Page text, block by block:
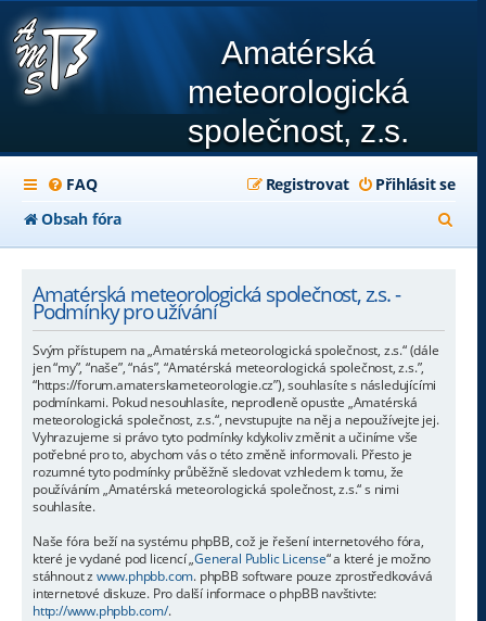
Amatérská
meteorologická
společnost, z.s.
FAQ Přihlásit se
Registrovat
Obsah fóra
l
Amatérská meteorologická společnost, z.s. -
Podmínky pro užívání
Svým přístupem na „Amatérská meteorologická společnost, z.s.“ (dále
jen “my”, “naše”, “nás”, “Amatérská meteorologická společnost, z.s.”,
“https://forum.amaterskameteorologie.cz”), souhlasíte s následujícími
podmínkami. Pokud nesouhlasíte, neprodleně opusťte „Amatérská
meteorologická společnost, z.s.“, nevstupujte na něj a nepoužívejte jej.
Vyhrazujeme si právo tyto podmínky kdykoliv změnit a učiníme vše
potřebné pro to, abychom vás o této změně informovali. Přesto je
rozumné tyto podmínky průběžně sledovat vzhledem k tomu, že
používáním „Amatérská meteorologická společnost, z.s.“ s nimi
souhlasíte.
Naše fóra beží na systému phpBB, což je řešení internetového fóra,
které je vydané pod licencí „General Public License“ a které je možno
stáhnout z www.phpbb.com. phpBB software pouze zprostředkovává
internetové diskuze. Pro další informace o phpBB navštivte:
http://www.phpbb.com/.